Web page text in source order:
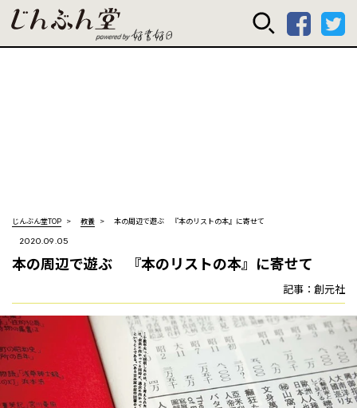
じんぶん堂
じんぶん堂TOP 教養 本の周辺で遊ぶ 『本のリストの本』に寄せて
2020.09.05
本の周辺で遊ぶ 『本のリストの本』に寄せて
記事：創元社